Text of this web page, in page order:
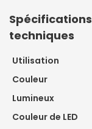
Spécifications
techniques
Utilisation
Couleur
Lumineux
Couleur de LED